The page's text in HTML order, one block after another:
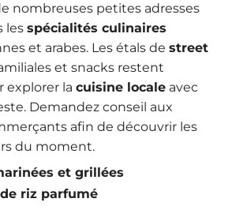
nombreuses petites adresses
les spécialités culinaires
et arabes. Les étals de street
et snacks restent
explorer la cuisine locale avec
Demandez conseil aux
afin de découvrir les
du moment.
et grillées
riz parfumé